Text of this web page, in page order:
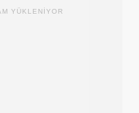
YÜKLENİYOR